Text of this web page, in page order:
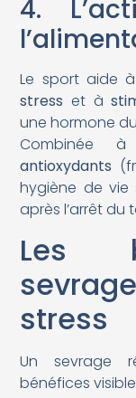
4.
Le sport aide à
stress et à
une hormone
Combinée
antioxydants
hygiène de vie
après l’arrêt du
Les
stress
Un sevrage
bénéfices